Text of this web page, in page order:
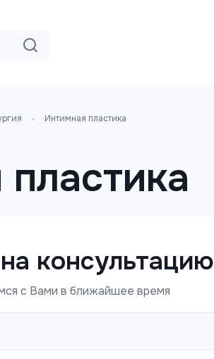
Интимная пластика
консультацию
с Вами в ближайшее время